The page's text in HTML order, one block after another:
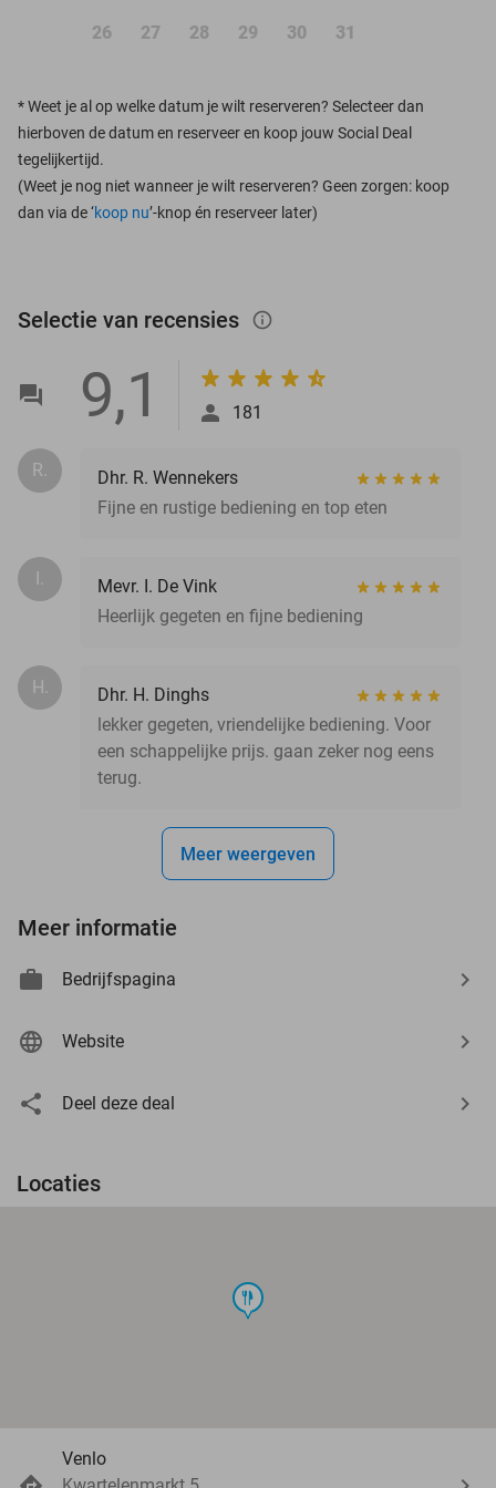
26 27 28 29 30 31
*Weet je al op welke datum je wilt reserveren? Selecteer dan
hierboven de datum en reserveer en koop jouw Social Deal
tegelijkertijd.
(Weet je nog niet wanneer je wilt reserveren? Geen zorgen: koop
dan via de ‘koop nu’-knop én reserveer later)
Selectie van recensies info_outlined
9,1 181
R.
Dhr. R. Wennekers
Fijne en rustige bediening en top eten
I.
Mevr. I. De Vink
Heerlijk gegeten en fijne bediening
H.
Dhr. H. Dinghs
lekker gegeten, vriendelijke bediening. Voor
een schappelijke prijs. gaan zeker nog eens
terug.
Meer weergeven
Meer informatie
Bedrijfspagina
Website
Deel deze deal
Locaties
food
Venlo